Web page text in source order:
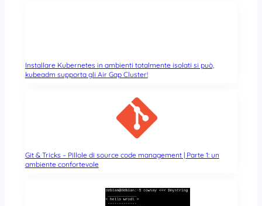
Installare Kubernetes in ambienti totalmente isolati si può,
kubeadm supporta gli Air Gap Cluster!
Git & Tricks – Pillole di source code management | Parte 1: un
ambiente confortevole